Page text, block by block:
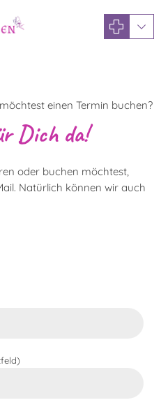
einen Termin buchen?
Dich da!
oder buchen möchtest,
Natürlich können wir auch